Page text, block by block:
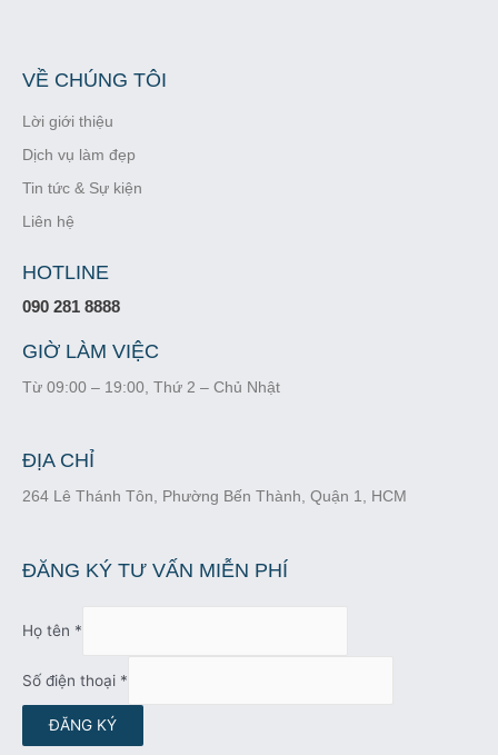
VỀ CHÚNG TÔI
Lời giới thiệu
Dịch vụ làm đẹp
Tin tức & Sự kiện
Liên hệ
HOTLINE
090 281 8888
GIỜ LÀM VIỆC
Từ 09:00 – 19:00, Thứ 2 – Chủ Nhật
ĐỊA CHỈ
264 Lê Thánh Tôn, Phường Bến Thành, Quận 1, HCM
ĐĂNG KÝ TƯ VẤN MIỄN PHÍ
Họ tên *
Số điện thoại *
ĐĂNG KÝ